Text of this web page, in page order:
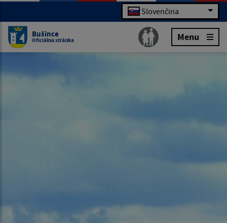
Slovenčina
Bušince
Oficiálna stránka Menu